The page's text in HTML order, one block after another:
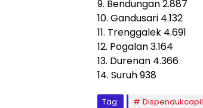
9. Bendungan 2.887
10. Gandusari 4.132
11. Trenggalek 4.691
12. Pogalan 3.164
13. Durenan 4.366
14. Suruh 938
Tag: Dispendukcapil